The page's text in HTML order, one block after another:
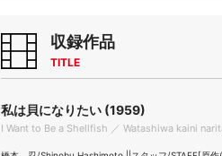
収録作品
TITLE
私は貝になりたい (1959)
I Want to Be a Shellfish ／ Watashiwa kaini